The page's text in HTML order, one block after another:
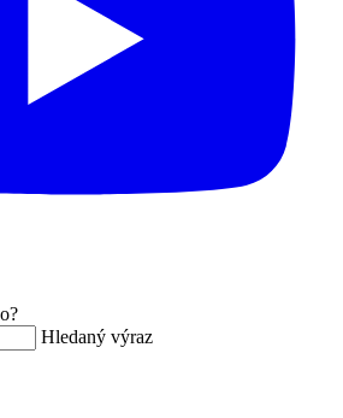
Hledaný výraz